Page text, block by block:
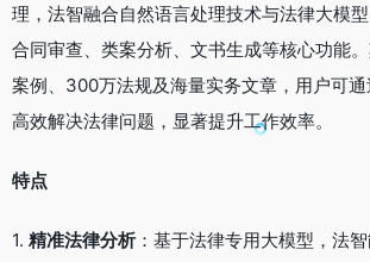
理，法智融合自然语言处理技术与法律大模型
合同审查、类案分析、文书生成等核心功能
案例、300万法规及海量实务文章，用户可
高效解决法律问题，显著提升工作效率。
特点
1. 精准法律分析：基于法律专用大模型，法